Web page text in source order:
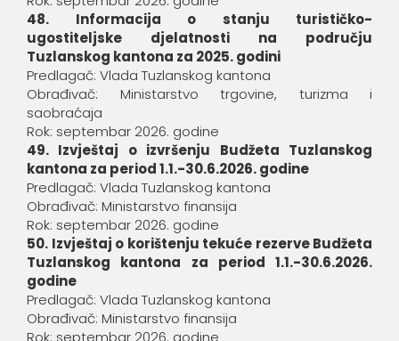
48. Informacija o stanju turističko-
ugostiteljske djelatnosti na području
Tuzlanskog kantona za 2025. godini
Predlagač: Vlada Tuzlanskog kantona
Obrađivač: Ministarstvo trgovine, turizma i
saobraćaja
Rok: septembar 2026. godine
49. Izvještaj o izvršenju Budžeta Tuzlanskog
kantona za period 1.1.-30.6.2026. godine
Predlagač: Vlada Tuzlanskog kantona
Obrađivač: Ministarstvo finansija
Rok: septembar 2026. godine
50. Izvještaj o korištenju tekuće rezerve Budžeta
Tuzlanskog kantona za period 1.1.-30.6.2026.
godine
Predlagač: Vlada Tuzlanskog kantona
Obrađivač: Ministarstvo finansija
Rok: septembar 2026. godine